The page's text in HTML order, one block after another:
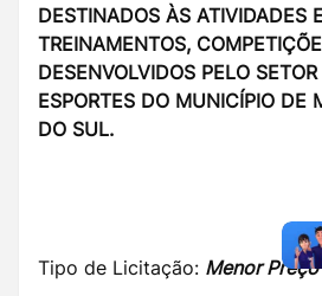
DESTINADOS ÀS ATIVIDADES
TREINAMENTOS,
DESENVOLVIDOS PELO
ESPORTES DO MUNICÍPIO DE
DO SUL.
Tipo de Licitação: Menor Preço